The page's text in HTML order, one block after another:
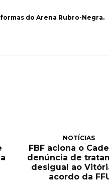
do Arena Rubro-Negra.
NOTÍCIAS
FBF aciona o
denúncia de
desigual ao
acordo da